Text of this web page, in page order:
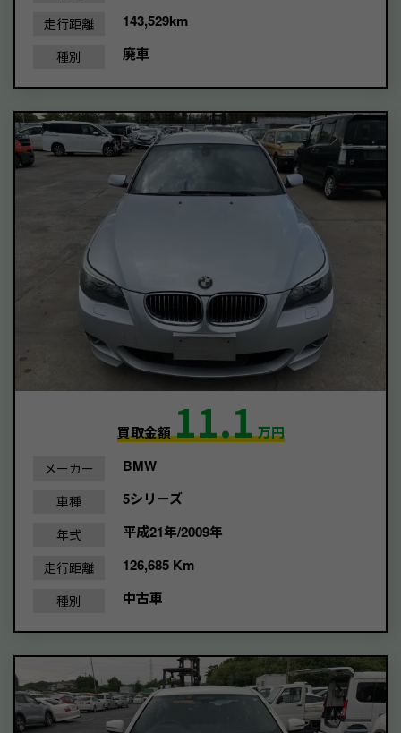
走行距離 143,529km
種別 廃車
買取金額11.1万円
メーカー BMW
車種 5シリーズ
年式 平成21年/2009年
走行距離 126,685 Km
種別 中古車